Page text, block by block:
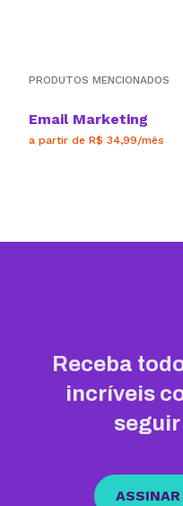
PRODUTOS MENCIONADOS
Email Marketing
a partir de R$ 34,99/mês
Receba
incríveis